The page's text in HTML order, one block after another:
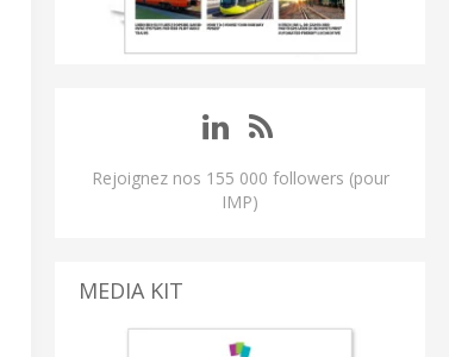
Rejoignez nos 155 000 followers (pour
IMP)
MEDIA KIT